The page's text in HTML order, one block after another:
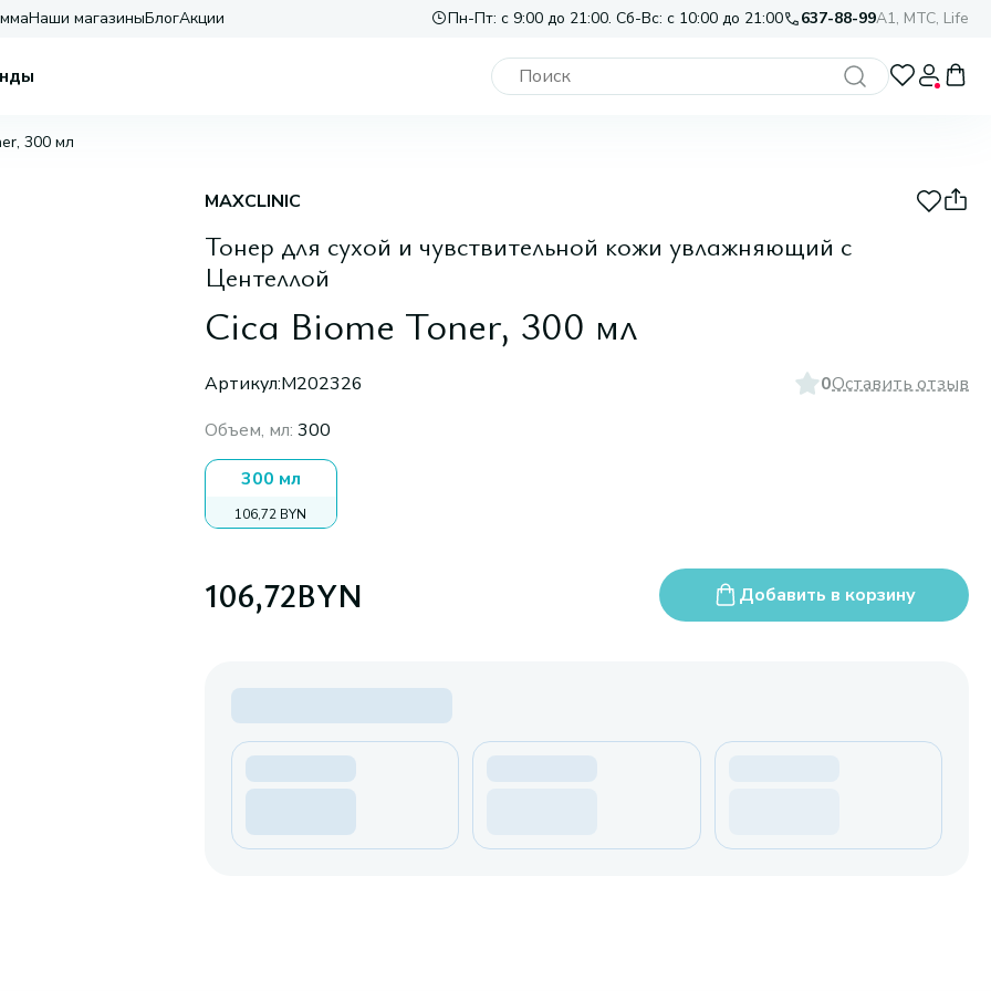
Наши магазиныБлогАкции Пн-Пт: с 9:00 до 21:00. Сб-Вс: с 10:00 до 21:00 637-88-99A1, МТС, Life
300 мл
MAXCLINIC
Тонер для сухой и чувствительной кожи увлажняющий с
Центеллой
Cica Biome Toner, 300 мл
Артикул:M202326 0Оставить отзыв
Объем, мл: 300
300 мл
106,72 BYN
106,72BYN Добавить в корзину